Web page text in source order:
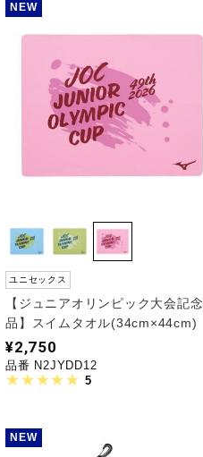
NEW
ユニセックス
【ジュニアオリンピック大会記念
品】スイムタオル(34cm×44cm)
¥2,750
品番 N2JYDD12
5
NEW